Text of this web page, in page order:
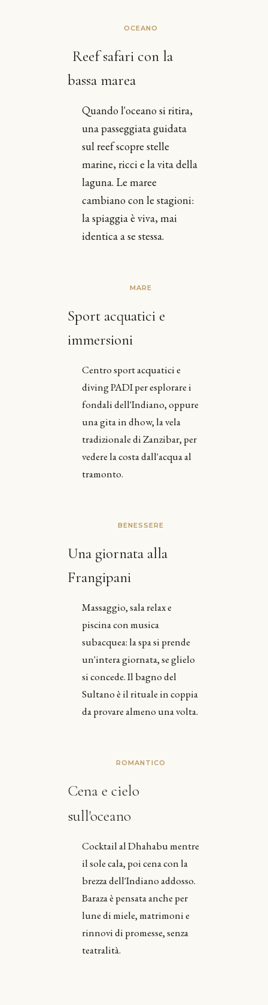
OCEANO
Reef safari con la
bassa marea
Quando l'oceano si ritira,
una passeggiata guidata
sul reef scopre stelle
marine, ricci e la vita della
laguna. Le maree
cambiano con le stagioni:
la spiaggia è viva, mai
identica a se stessa.
MARE
Sport acquatici e
immersioni
Centro sport acquatici e
diving PADI per esplorare i
fondali dell'Indiano, oppure
una gita in dhow, la vela
tradizionale di Zanzibar, per
vedere la costa dall'acqua al
tramonto.
BENESSERE
Una giornata alla
Frangipani
Massaggio, sala relax e
piscina con musica
subacquea: la spa si prende
un'intera giornata, se glielo
si concede. Il bagno del
Sultano è il rituale in coppia
da provare almeno una volta.
ROMANTICO
Cena e cielo
sull'oceano
Cocktail al Dhahabu mentre
il sole cala, poi cena con la
brezza dell'Indiano addosso.
Baraza è pensata anche per
lune di miele, matrimoni e
rinnovi di promesse, senza
teatralità.